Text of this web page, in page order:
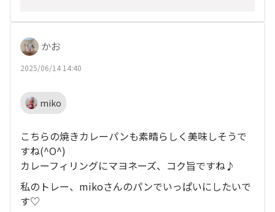
かお
2025/06/14 14:40
miko
こちらの焼きカレーパンも素晴らしく美味しそうで
すね(^O^)
カレーフィリングにマヨネーズ、コク旨ですね♪
私のトレー、mikoさんのパンでいっぱいにしたいで
す♡